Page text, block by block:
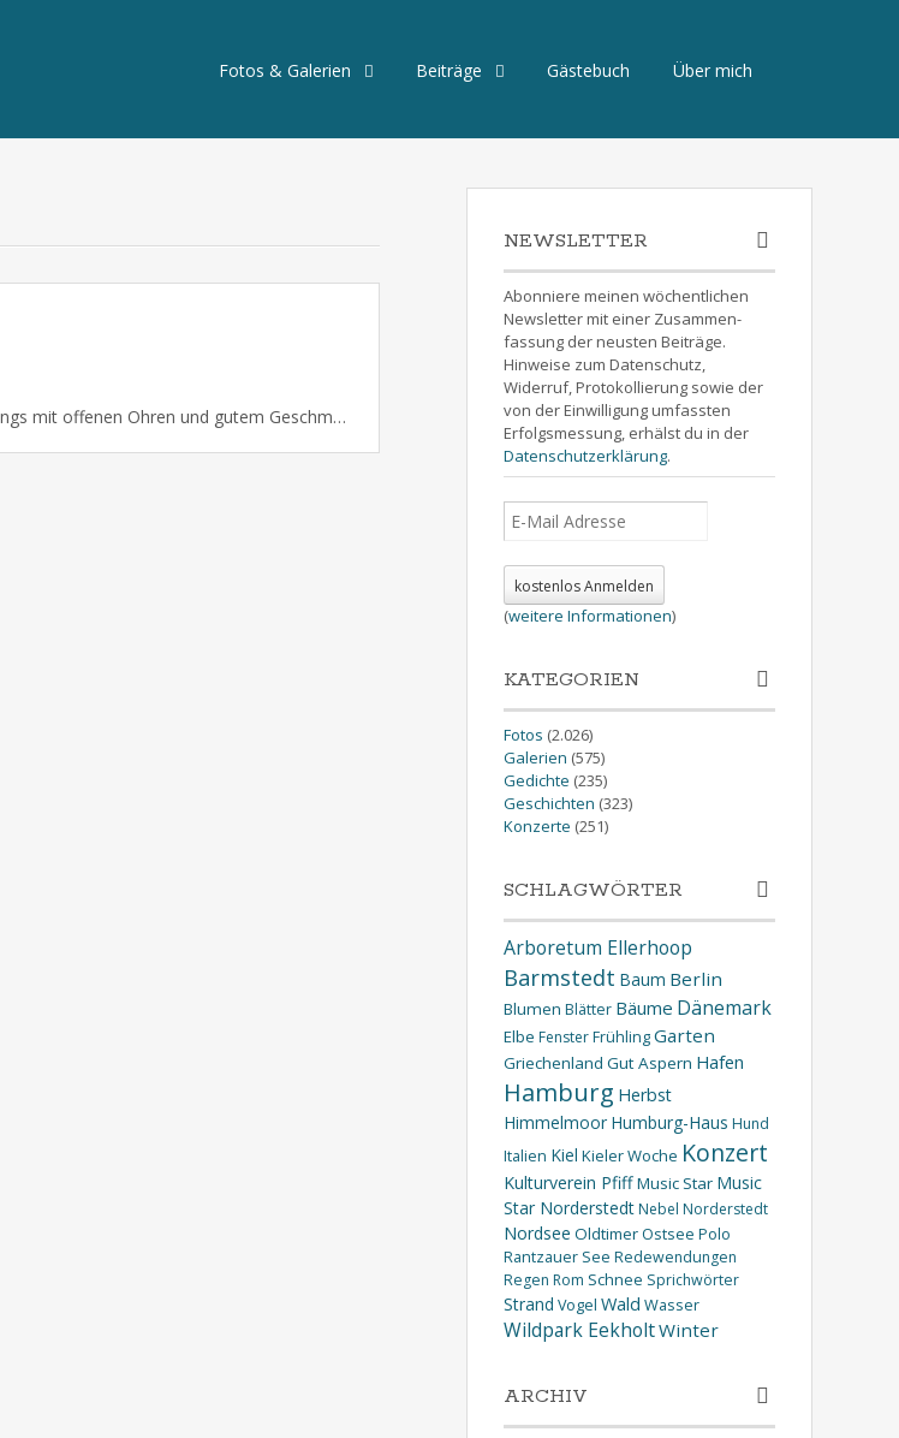
Fotos & Galerien Beiträge Gästebuch Über mich
Geschmackssache Musik kann man ja bekannterweise nicht essen … Allerdings mit offenen Ohren und gutem Geschmack genüsslich auf der Zunge zergehen lassen ! Mut willig Wem traut man es am ehesten zu … Wenn es dunkel ist – nicht feige zu sein ? Antwort: Helmut !!! Zug Zwang Wenn man ständig mit der […]
NEWSLETTER
Abonniere meinen wöchentlichen
Newsletter mit einer Zusammen-
fassung der neusten Beiträge.
Hinweise zum Datenschutz,
Widerruf, Protokollierung sowie der
von der Einwilligung umfassten
Erfolgsmessung, erhälst du in der
Datenschutzerklärung.
(weitere Informationen)
KATEGORIEN
Fotos (2.026)
Galerien (575)
Gedichte (235)
Geschichten (323)
Konzerte (251)
SCHLAGWÖRTER
Arboretum Ellerhoop
Barmstedt Baum Berlin
Blumen Blätter Bäume Dänemark
Elbe FensterFrühlingGarten
Griechenland Gut Aspern Hafen
Hamburg Herbst
Himmelmoor Humburg-Haus Hund
Italien Kiel Kieler Woche Konzert
Kulturverein PfiffMusic Star Music
Star Norderstedt Nebel Norderstedt
Nordsee OldtimerOstsee Polo
Rantzauer See Redewendungen
Regen Rom Schnee Sprichwörter
Strand Vogel Wald Wasser
Wildpark EekholtWinter
ARCHIV